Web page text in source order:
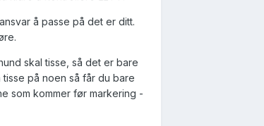
å passe på det er ditt.
skal tisse, så det er bare
på noen så får du bare
som kommer før markering -